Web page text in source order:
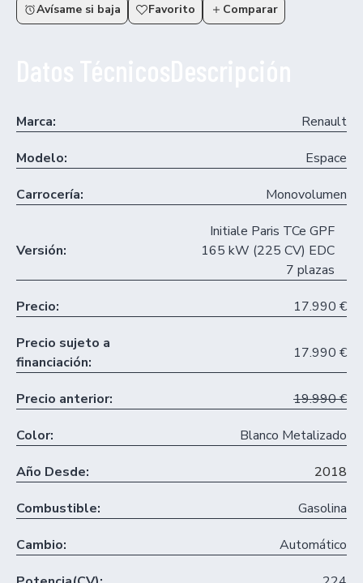
Avísame si baja Favorito Comparar
Marca: Renault
Modelo: Espace
Carrocería: Monovolumen
Versión:
Initiale Paris TCe GPF
165 kW (225 CV) EDC
7 plazas
Precio: 17.990 €
Precio sujeto a
financiación:
17.990 €
Precio anterior: 19.990 €
Color: Blanco Metalizado
Año Desde: 2018
Combustible: Gasolina
Cambio: Automático